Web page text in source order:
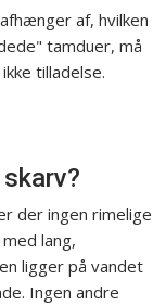
af, hvilken
tamduer, må
tilladelse.
der ingen rimelige
lang,
ligger på vandet
Ingen andre